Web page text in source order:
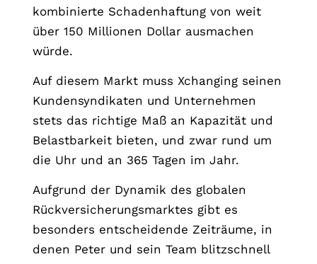
kombinierte Schadenhaftung von weit
über 150 Millionen Dollar ausmachen
würde.
Auf diesem Markt muss Xchanging seinen
Kundensyndikaten und Unternehmen
stets das richtige Maß an Kapazität und
Belastbarkeit bieten, und zwar rund um
die Uhr und an 365 Tagen im Jahr.
Aufgrund der Dynamik des globalen
Rückversicherungsmarktes gibt es
besonders entscheidende Zeiträume, in
denen Peter und sein Team blitzschnell